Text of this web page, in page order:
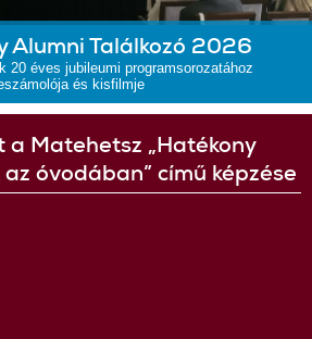
Alumni Találkozó 2026
20 éves jubileumi programsorozatához
és kisfilmje
a Matehetsz „Hatékony
óvodában” című képzése